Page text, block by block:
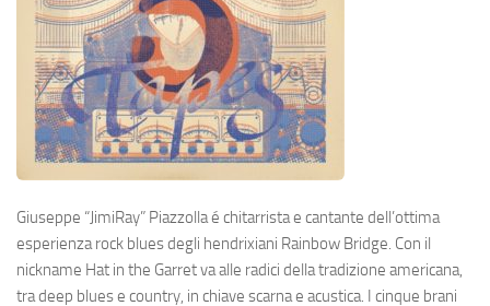
Giuseppe “JimiRay” Piazzolla é chitarrista e cantante dell’ottima
esperienza rock blues degli hendrixiani Rainbow Bridge. Con il
nickname Hat in the Garret va alle radici della tradizione americana,
tra deep blues e country, in chiave scarna e acustica. I cinque brani